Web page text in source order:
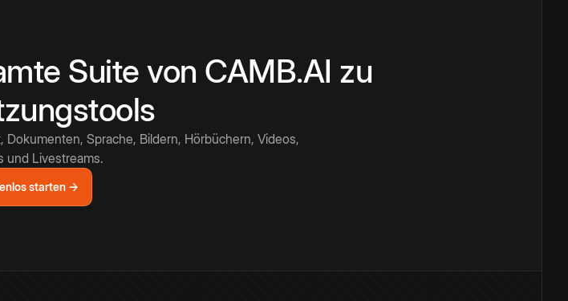
Suite von CAMB.AI zu
Sprache, Bildern, Hörbüchern, Videos,
und Livestreams.
starten →